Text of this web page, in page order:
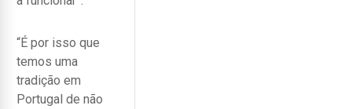
“É por isso que
temos uma
tradição em
Portugal de não